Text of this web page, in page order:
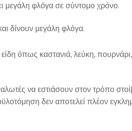
μεγάλη φλόγα σε σύντομο χρόνο.
δίνουν μεγάλη φλόγα.
όπως καστανιά, λεύκη, πουρνάρι,
να εστιάσουν στον τρόπο
δεν αποτελεί πλέον